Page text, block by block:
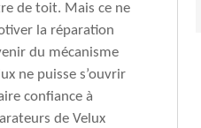
de toit. Mais ce ne
la réparation
du mécanisme
ne puisse s’ouvrir
confiance à
de Velux